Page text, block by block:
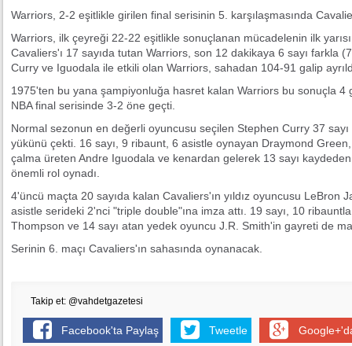
Warriors, 2-2 eşitlikle girilen final serisinin 5. karşılaşmasında
Warriors, ilk çeyreği 22-22 eşitlikle sonuçlanan mücadelenin ilk
Cavaliers'ı 17 sayıda tutan Warriors, son 12 dakikaya 6 sayı farkla
Curry ve Iguodala ile etkili olan Warriors, sahadan 104-91 galip
1975'ten bu yana şampiyonluğa hasret kalan Warriors bu sonuçla 4
NBA final serisinde 3-2 öne geçti.
Normal sezonun en değerli oyuncusu seçilen Stephen Curry 37
yükünü çekti. 16 sayı, 9 ribaunt, 6 asistle oynayan Draymond
çalma üreten Andre Iguodala ve kenardan gelerek 13 sayı
önemli rol oynadı.
4'üncü maçta 20 sayıda kalan Cavaliers'ın yıldız oyuncusu LeBron
asistle serideki 2'nci "triple double"ına imza attı. 19 sayı, 10
Thompson ve 14 sayı atan yedek oyuncu J.R. Smith'in gayreti de
Serinin 6. maçı Cavaliers'ın sahasında oynanacak.
Takip et: @vahdetgazetesi
Facebook'ta Paylaş Tweetle